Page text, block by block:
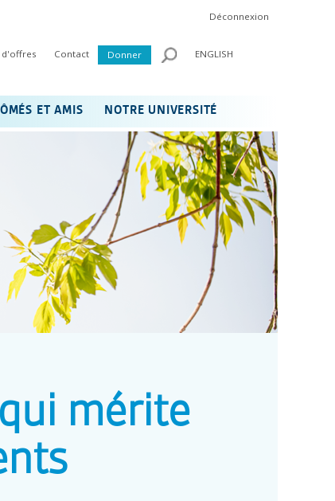
Déconnexion
d'offres Contact Donner ENGLISH
ET AMIS NOTRE UNIVERSITÉ
mérite